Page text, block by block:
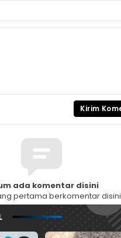
ada komentar disini
pertama berkomentar disini